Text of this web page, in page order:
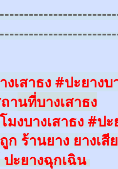
เสาธง #ปะยางบ
านที่บางเสาธง
มงบางเสาธง #ปะ
ก ร้านยาง ยางเสีย
ปะยางฉุกเฉิน